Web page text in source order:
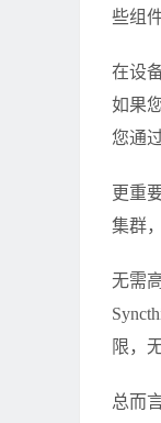
些组
在设
如果
您通
更重
集群
无需
限，
总而